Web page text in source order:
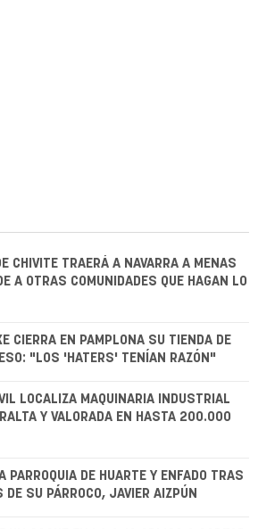
CHIVITE TRAERÁ A NAVARRA A MENAS
A OTRAS COMUNIDADES QUE HAGAN LO
CIERRA EN PAMPLONA SU TIENDA DE
"LOS 'HATERS' TENÍAN RAZÓN"
LOCALIZA MAQUINARIA INDUSTRIAL
Y VALORADA EN HASTA 200.000
PARROQUIA DE HUARTE Y ENFADO TRAS
DE SU PÁRROCO, JAVIER AIZPÚN